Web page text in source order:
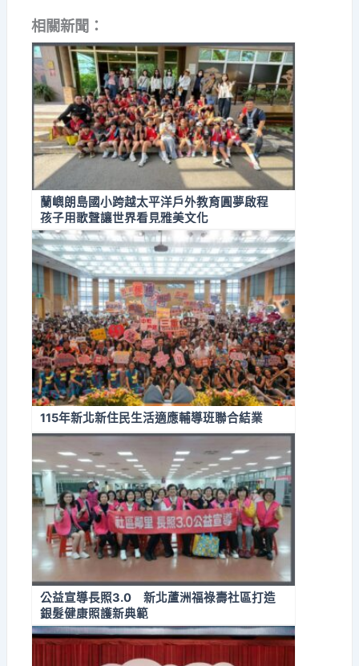
相關新聞：
蘭嶼朗島國小跨越太平洋戶外教育圓夢啟程
孩子用歌聲讓世界看見雅美文化
115年新北新住民生活適應輔導班聯合結業
公益宣導長照3.0 新北蘆洲福祿壽社區打造
銀髮健康照護新典範